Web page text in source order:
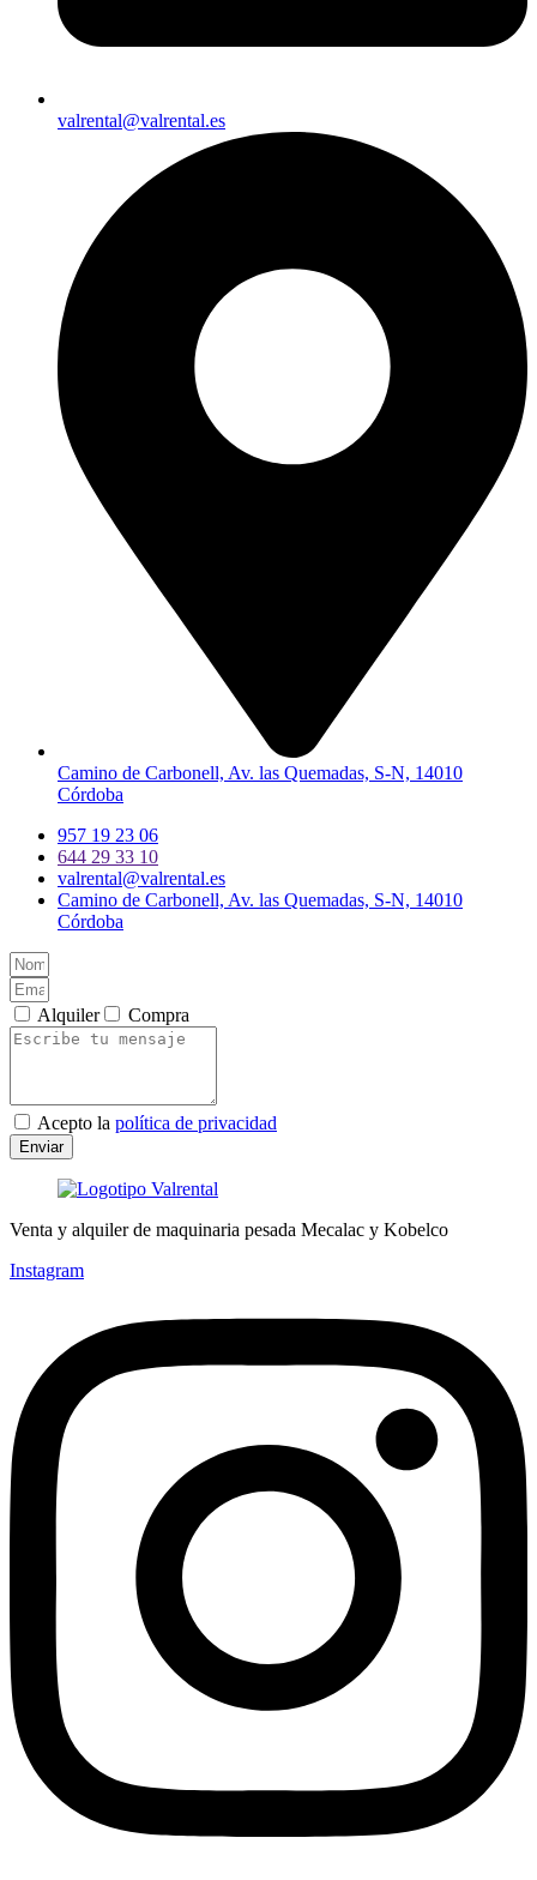
valrental@valrental.es
Camino de Carbonell, Av. las Quemadas, S-N, 14010
Córdoba
957 19 23 06
644 29 33 10
valrental@valrental.es
Camino de Carbonell, Av. las Quemadas, S-N, 14010
Córdoba
Alquiler Compra
Acepto la política de privacidad
Enviar
Venta y alquiler de maquinaria pesada Mecalac y Kobelco
Instagram